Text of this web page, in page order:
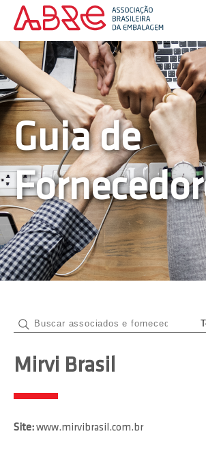
Guia de
Mirvi Brasil
Site:www.mirvibrasil.com.br